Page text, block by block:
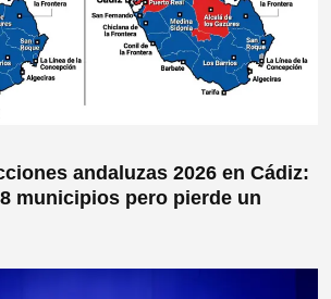
andaluzas 2026 en Cádiz:
municipios pero pierde un